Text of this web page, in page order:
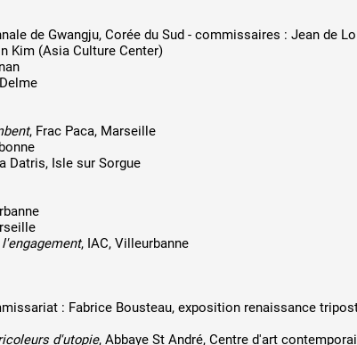
de Gwangju, Corée du Sud - commissaires : Jean de
Kim (Asia Culture Center)
, Frac Paca, Marseille
Datris, Isle sur Sorgue
, IAC, Villeurbanne
: Fabrice Bousteau, exposition renaissance
d'utopie, Abbaye St André, Centre d'art